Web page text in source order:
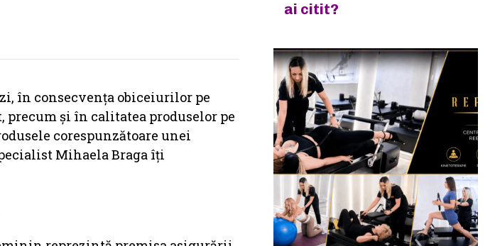
în consecvența obiceiurilor pe
și în calitatea produselor pe
corespunzătoare unei
Mihaela Braga îți
ai citit?